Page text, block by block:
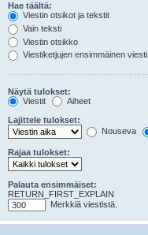
Hae täältä:
Viestin otsikot ja tekstit
Vain teksti
Viestin otsikko
Viestiketjujen ensimmäinen viesti
Näytä tulokset:
Viestit
Aiheet
Lajittele tulokset:
Nouseva
Rajaa tulokset:
Palauta ensimmäiset:
RETURN_FIRST_EXPLAIN
Merkkiä viestistä.